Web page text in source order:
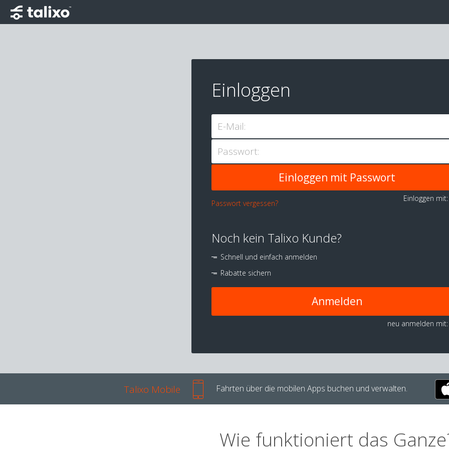
Einloggen
E-Mail:
Passwort:
Passwort vergessen?
Einloggen
Noch kein Talixo Kunde?
Schnell und einfach anmelden
Rabatte sichern
Anmelden
neu anmelden mit:
Talixo Mobile Fahrten über die mobilen Apps buchen und verwalten.
Wie funktioniert das